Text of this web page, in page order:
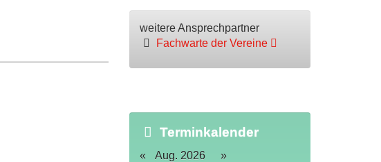
weitere Ansprechpartner
Fachwarte der Vereine
Terminkalender
« Aug. 2026
»